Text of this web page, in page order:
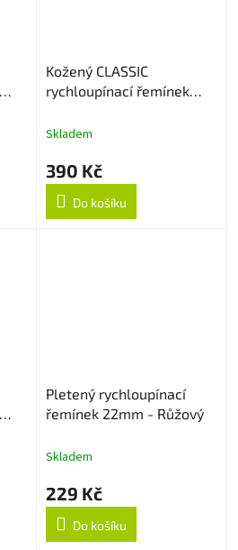
Kožený CLASSIC
rychloupínací řemínek
Skladem
390 Kč
Do košíku
Pletený rychloupínací
řemínek 22mm - Růžový
Skladem
229 Kč
Do košíku